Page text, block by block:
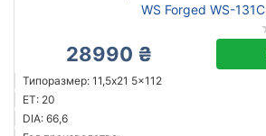
WS Forged WS-131C
28990 ₴
Типоразмер: 11,5x21 5x112
ET: 20
DIA: 66,6